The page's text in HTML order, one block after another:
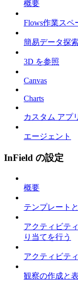
概要
Flows作業スペ
簡易データ探
3D を参照
Canvas
Charts
カスタム アプ
エージェント
InField の設定
概要
テンプレート
アクティビテ
り当てを行う
アクティビテ
観察の作成と